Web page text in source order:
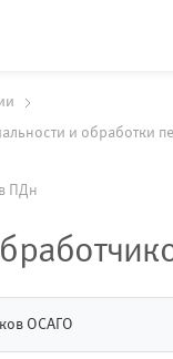
и обработки
ПДн
ОСАГО